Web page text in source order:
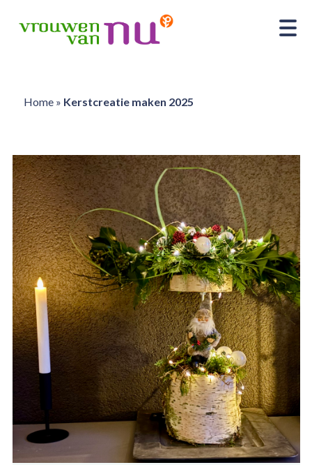
Home» Kerstcreatie maken 2025